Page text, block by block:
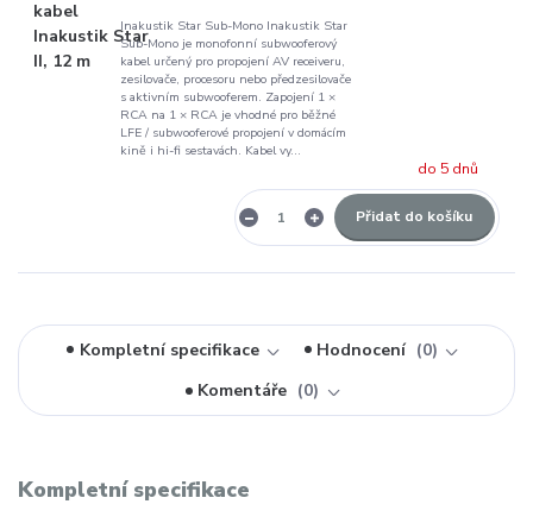
Inakustik Star Sub-Mono Inakustik Star
Sub-Mono je monofonní subwooferový
kabel určený pro propojení AV receiveru,
zesilovače, procesoru nebo předzesilovače
s aktivním subwooferem. Zapojení 1 ×
RCA na 1 × RCA je vhodné pro běžné
LFE / subwooferové propojení v domácím
kině i hi-fi sestavách. Kabel vy...
do 5 dnů
Přidat do košíku
Kompletní specifikace Hodnocení
0
Komentáře
0
Kompletní specifikace